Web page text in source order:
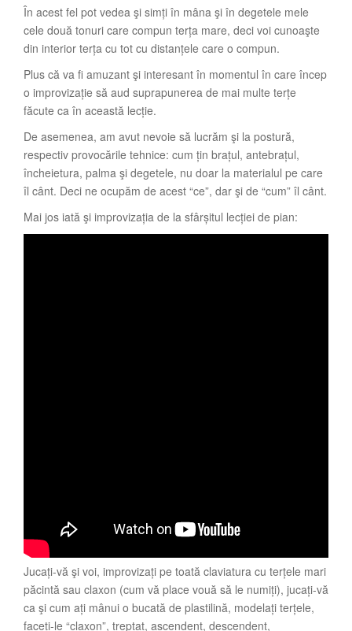
În acest fel pot vedea şi simți în mâna şi în degetele mele
cele două tonuri care compun terța mare, deci voi cunoaşte
din interior terța cu tot cu distanțele care o compun.
Plus că va fi amuzant şi interesant în momentul în care încep
o improvizație să aud suprapunerea de mai multe terțe
făcute ca în această lecție.
De asemenea, am avut nevoie să lucrăm şi la postură,
respectiv provocările tehnice: cum țin brațul, antebrațul,
încheietura, palma şi degetele, nu doar la materialul pe care
îl cânt. Deci ne ocupăm de acest “ce”, dar şi de “cum” îl cânt.
Mai jos iată şi improvizația de la sfârșitul lecției de pian:
Jucați-vă şi voi, improvizați pe toată claviatura cu terțele mari
păcintă sau claxon (cum vă place vouă să le numiți), jucați-vă
ca şi cum ați mânui o bucată de plastilină, modelați terțele,
faceți-le “claxon”, treptat, ascendent, descendent,